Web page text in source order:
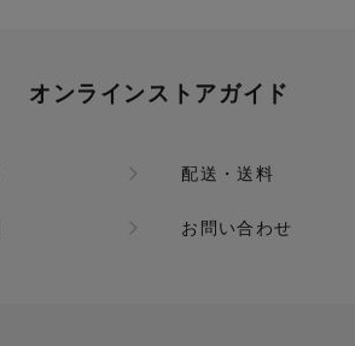
オンラインストアガイド
配送・送料
お問い合わせ